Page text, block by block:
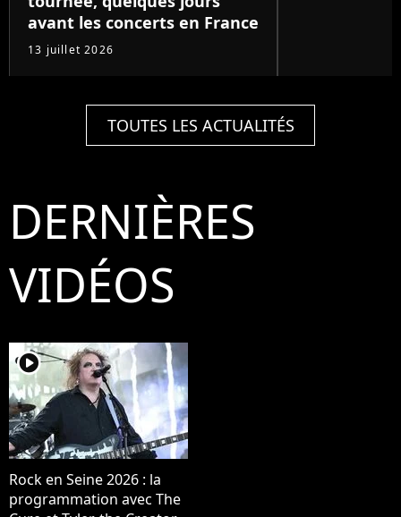
avant les concerts en France
13 juillet 2026
TOUTES LES ACTUALITÉS
DERNIÈRES
VIDÉOS
player2
Rock en Seine 2026 : la
programmation avec The